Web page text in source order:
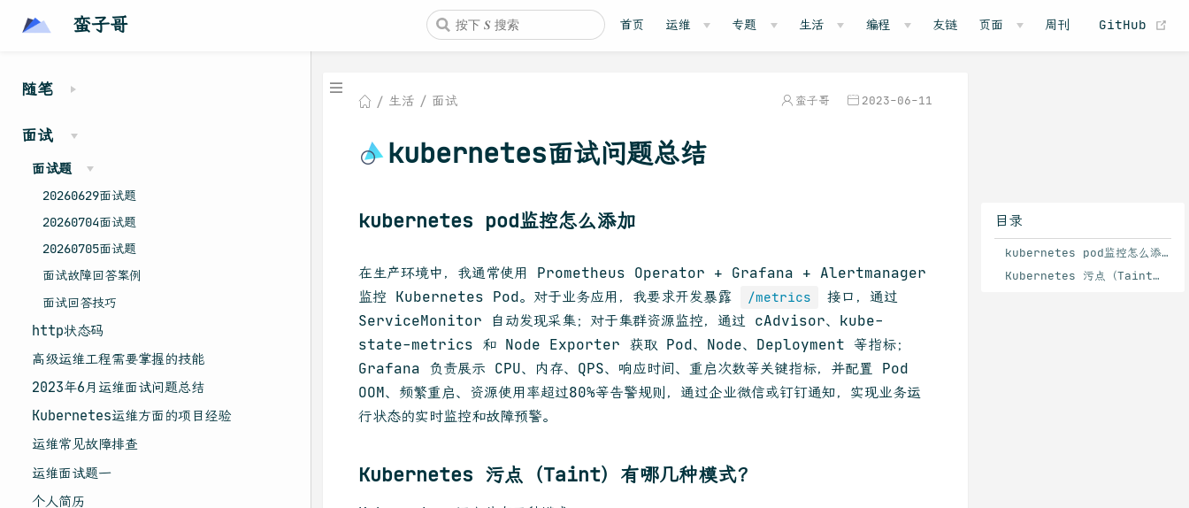
蛮子哥 首页 运维 专题 生活 编程 友链 页面 周刊 GitHub
随笔
面试
面试题
20260629面试题
20260704面试题
20260705面试题
面试故障回答案例
面试回答技巧
http状态码
高级运维工程需要掌握的技能
2023年6月运维面试问题总结
Kubernetes运维方面的项目经验
运维常见故障排查
运维面试题一
个人简历
生活 面试 蛮子哥 2023-06-11
目录
kubernetes pod监控怎么添加
Kubernetes 污点（Taint）有哪几种模式？
kubernetes面试问题总结
kubernetes pod监控怎么添加
在生产环境中，我通常使用 Prometheus Operator + Grafana + Alertmanager
监控 Kubernetes Pod。对于业务应用，我要求开发暴露
/metrics
接口，通过
ServiceMonitor 自动发现采集；对于集群资源监控，通过 cAdvisor、kube-
state-metrics 和 Node Exporter 获取 Pod、Node、Deployment 等指标；
Grafana 负责展示 CPU、内存、QPS、响应时间、重启次数等关键指标，并配置 Pod
OOM、频繁重启、资源使用率超过80%等告警规则，通过企业微信或钉钉通知，实现业务运
行状态的实时监控和故障预警。
Kubernetes 污点（Taint）有哪几种模式？